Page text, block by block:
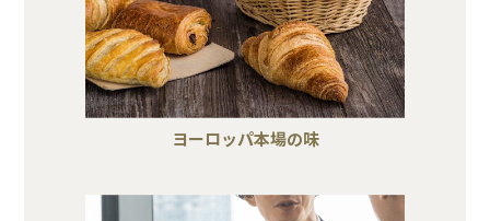
ヨーロッパ本場の味